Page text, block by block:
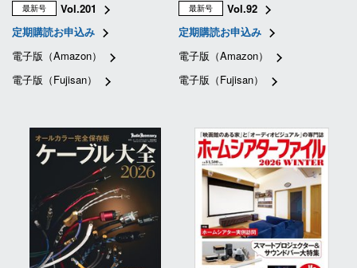
最新号
Vol.201
定期購読お申込み
電子版（Amazon）
電子版（Fujisan）
最新号
Vol.92
定期購読お申込み
電子版（Amazon）
電子版（Fujisan）